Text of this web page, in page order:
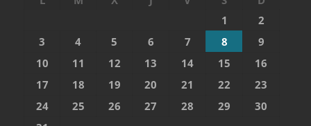
1
2
3
4 5 6 7 8
9
10
11 12 13 14 15
16
17
18 19 20 21 22
23
24
25 26 27 28 29
30